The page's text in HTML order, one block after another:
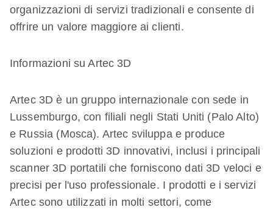
organizzazioni di servizi tradizionali e consente di
offrire un valore maggiore ai clienti.
Informazioni su Artec 3D
Artec 3D è un gruppo internazionale con sede in
Lussemburgo, con filiali negli Stati Uniti (Palo Alto)
e Russia (Mosca). Artec sviluppa e produce
soluzioni e prodotti 3D innovativi, inclusi i principali
scanner 3D portatili che forniscono dati 3D veloci e
precisi per l'uso professionale. I prodotti e i servizi
Artec sono utilizzati in molti settori, come